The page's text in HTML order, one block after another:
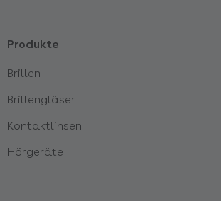
Produkte
Brillen
Brillengläser
Kontaktlinsen
Hörgeräte